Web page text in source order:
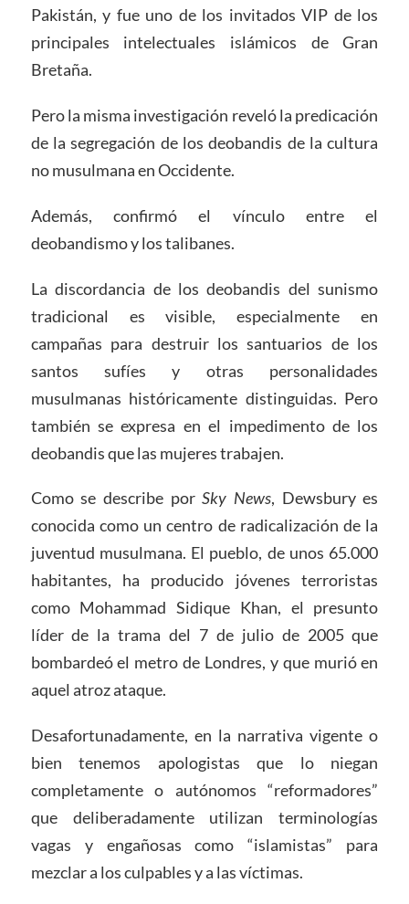
Pakistán, y fue uno de los invitados VIP de los
principales intelectuales islámicos de Gran
Bretaña.
Pero la misma investigación reveló la predicación
de la segregación de los deobandis de la cultura
no musulmana en Occidente.
Además, confirmó el vínculo entre el
deobandismo y los talibanes.
La discordancia de los deobandis del sunismo
tradicional es visible, especialmente en
campañas para destruir los santuarios de los
santos sufíes y otras personalidades
musulmanas históricamente distinguidas. Pero
también se expresa en el impedimento de los
deobandis que las mujeres trabajen.
Como se describe porSky News, Dewsbury es
conocida como un centro de radicalización de la
juventud musulmana. El pueblo, de unos 65.000
habitantes, ha producido jóvenes terroristas
como Mohammad Sidique Khan, el presunto
líder de la trama del 7 de julio de 2005 que
bombardeó el metro de Londres, y que murió en
aquel atroz ataque.
Desafortunadamente, en la narrativa vigente o
bien tenemos apologistas que lo niegan
completamente o autónomos “reformadores”
que deliberadamente utilizan terminologías
vagas y engañosas como “islamistas” para
mezclar a los culpables y a las víctimas.